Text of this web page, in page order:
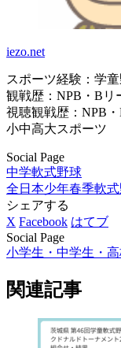
iezo.net
スポーツ経験：学
観戦歴：NPB・Bリ
視聴観戦歴：NPB
小中高大スポーツ
Social Page
中学軟式野球
全日本少年春季軟
シェアする
X Facebook はてブ
Social Page
小学生・中学生・
関連記事